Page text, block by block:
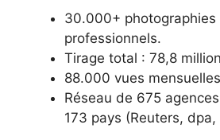
30.000+ photographies
professionnels.
Tirage total : 78,8
88.000 vues
Réseau de 675
173 pays (Reuters, dpa,